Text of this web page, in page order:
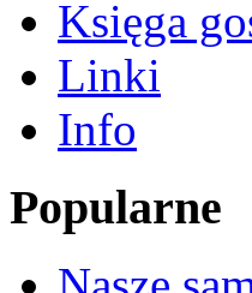
Księga
Linki
Info
Popularne